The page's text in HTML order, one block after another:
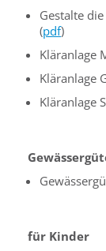
Gestalte
(pdf)
Kläranlage
Kläranlage
Kläranlage
für Kinder